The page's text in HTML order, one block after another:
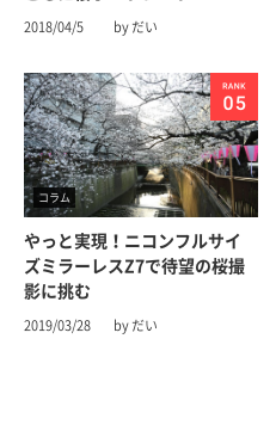
2018/04/5 by だい
コラム
やっと実現！ニコンフルサイ
ズミラーレスZ7で待望の桜撮
影に挑む
2019/03/28 by だい